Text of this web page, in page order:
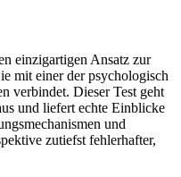
einzigartigen Ansatz zur
mit einer der psychologisch
verbindet. Dieser Test geht
und liefert echte Einblicke
und
zutiefst fehlerhafter,